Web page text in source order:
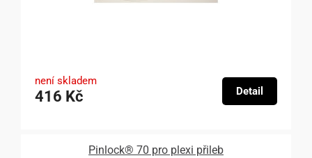
není skladem
416 Kč Detail
Pinlock® 70 pro plexi přileb